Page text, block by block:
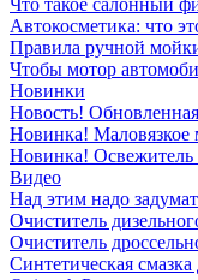
Что такое салонный
Автокосметика: что
Правила ручной
Чтобы мотор
Новинки
Новость!
Новинка! Маловязкое
Новинка!
Видео
Над этим надо
Очиститель
Очиститель
Синтетическая